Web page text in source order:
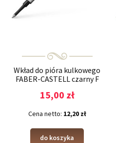
Wkład do pióra kulkowego
FABER-CASTELL czarny F
15,00 zł
Cena netto: 12,20 zł
do koszyka